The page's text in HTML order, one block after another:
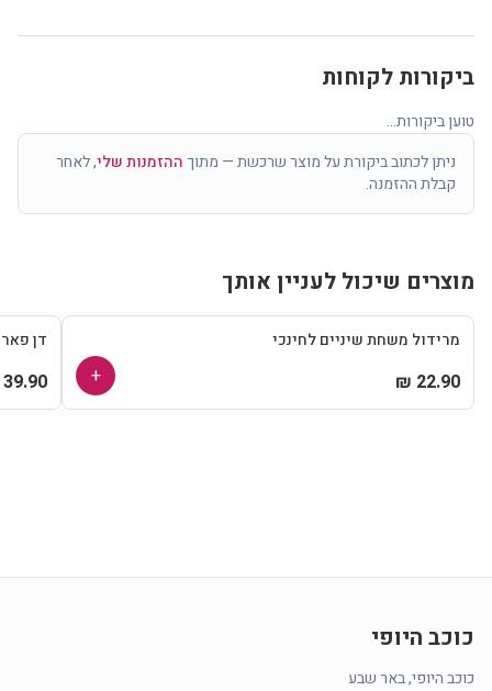
ביקורות לקוחות
טוען ביקורות...
ניתן לכתוב ביקורת על מוצר שרכשת — מתוךההזמנות שלי, לאחר
קבלת ההזמנה.
מוצרים שיכול לעניין אותך
מרידול משחת שיניים לחינכי
22.90 ₪
+
דן
39.90 ₪
כוכב היופי
כוכב היופי, באר שבע